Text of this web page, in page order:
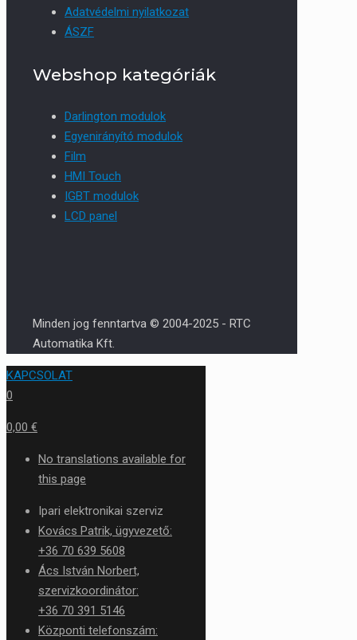
Adatvédelmi nyilatkozat
ÁSZF
Webshop kategóriák
Darlington modulok
Egyenirányító modulok
Film
HMI Touch
IGBT modulok
LCD panel
Minden jog fenntartva © 2004-2025 - RTC
Automatika Kft.
KAPCSOLAT
0
0,00 €
No translations available for
this page
Ipari elektronikai szerviz
Kovács Patrik, ügyvezető:
+36 70 639 5608
Ács István Norbert,
szervizkoordinátor:
+36 70 391 5146
Központi telefonszám: